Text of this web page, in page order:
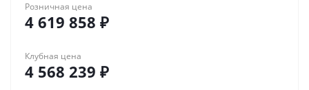
Розничная цена
4 619 858 ₽
Клубная цена
4 568 239 ₽